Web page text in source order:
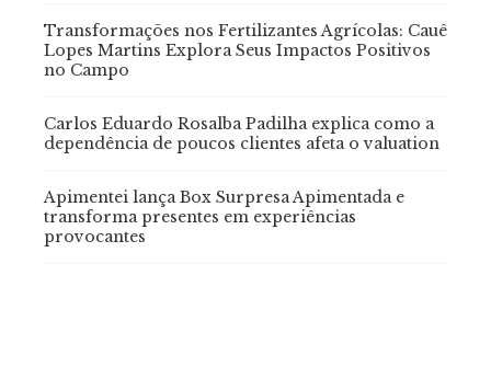
Transformações nos Fertilizantes Agrícolas: Cauê
Lopes Martins Explora Seus Impactos Positivos
no Campo
Carlos Eduardo Rosalba Padilha explica como a
dependência de poucos clientes afeta o valuation
Apimentei lança Box Surpresa Apimentada e
transforma presentes em experiências
provocantes